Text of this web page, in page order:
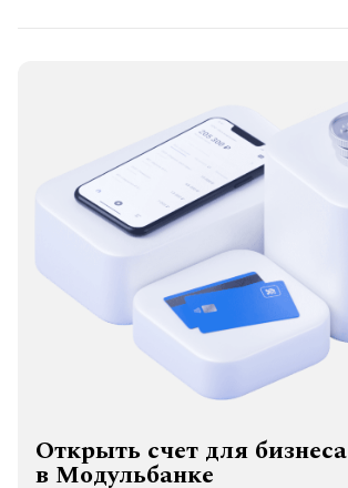
Открыть счет для бизнеса
в Модульбанке